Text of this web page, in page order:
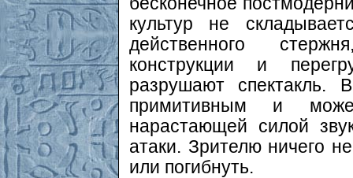
культур не
действенного
конструкции и
разрушают спектакль.
примитивным и
нарастающей силой
атаки. Зрителю ничего
или погибнуть.